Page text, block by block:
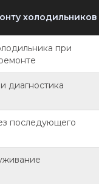
холодильников
при
диагностика
последующего